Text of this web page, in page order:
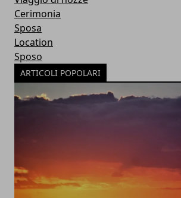
Cerimonia
Sposa
Location
Sposo
ARTICOLI POPOLARI